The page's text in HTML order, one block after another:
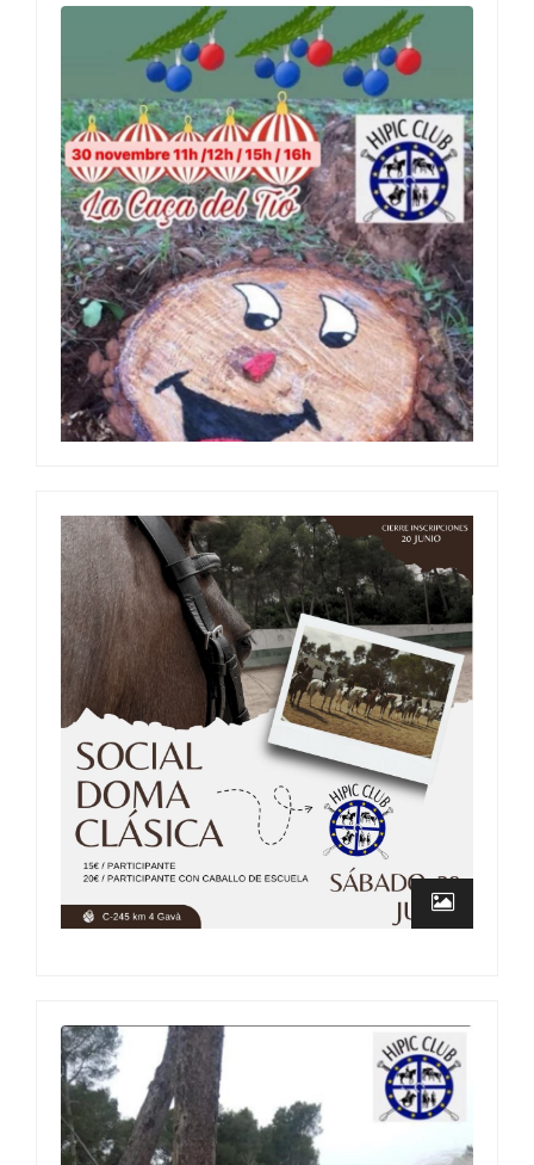
Stage Semana Santa
15 gen., 2026 0 Comment Image
En busca del CAGA TIÓ
26 oct., 2024 0 Comment